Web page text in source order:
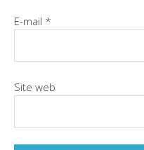
E-mail *
Site web